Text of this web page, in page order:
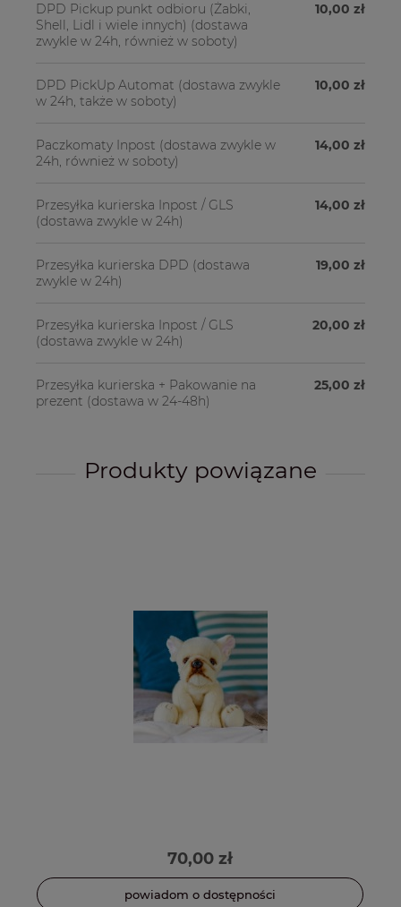
DPD Pickup punkt odbioru (Żabki,
Shell, Lidl i wiele innych) (dostawa
zwykle w 24h, również w soboty)
10,00 zł
DPD PickUp Automat (dostawa zwykle
w 24h, także w soboty)
10,00 zł
Paczkomaty Inpost (dostawa zwykle w
24h, również w soboty)
14,00 zł
Przesyłka kurierska Inpost / GLS
(dostawa zwykle w 24h)
14,00 zł
Przesyłka kurierska DPD (dostawa
zwykle w 24h)
19,00 zł
Przesyłka kurierska Inpost / GLS
(dostawa zwykle w 24h)
20,00 zł
Przesyłka kurierska + Pakowanie na
prezent (dostawa w 24-48h)
25,00 zł
Produkty powiązane
70,00 zł
powiadom o dostępności